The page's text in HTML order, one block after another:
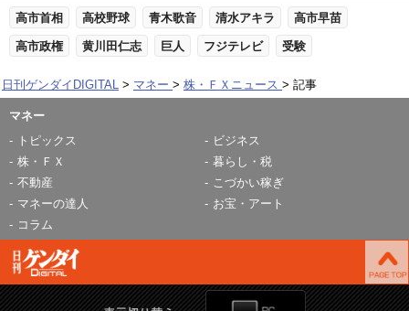
高市首相 高校野球 青木歌音 清水アキラ 高市早苗
高市政権 黄川田仁志 巨人 フジテレビ 受験
日刊ゲンダイDIGITAL マネー 株・ＦＸニュース 記事
マネー
トピックス
ビジネス
株・ＦＸ
暮らし・税
不動産
こづかい稼ぎ
マネーの達人
お宝・アート
コラム